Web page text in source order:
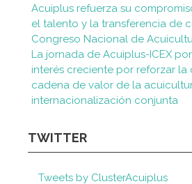
Acuiplus refuerza su
el talento y la transferencia de
Congreso Nacional de
La jornada de Acuiplus-ICEX
interés creciente por reforzar
cadena de valor de la
internacionalización conjunta
TWITTER
Tweets by ClusterAcuiplus